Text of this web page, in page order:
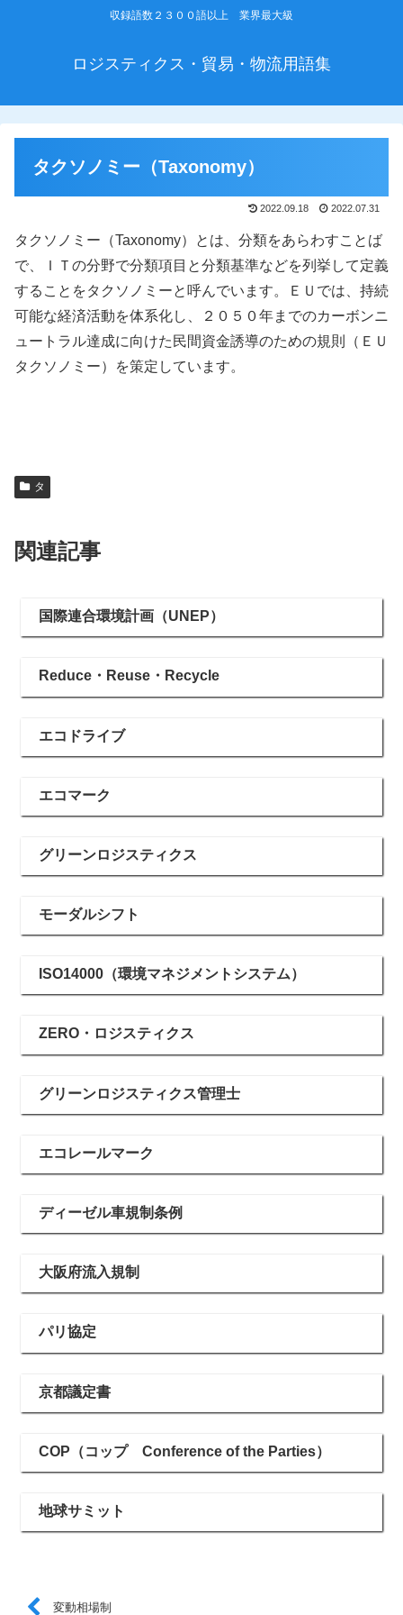
収録語数２３００語以上 業界最大級
ロジスティクス・貿易・物流用語集
タクソノミー（Taxonomy）
2022.09.18 2022.07.31
タクソノミー（Taxonomy）とは、分類をあらわすことば
で、ＩＴの分野で分類項目と分類基準などを列挙して定義
することをタクソノミーと呼んでいます。ＥＵでは、持続
可能な経済活動を体系化し、２０５０年までのカーボンニ
ュートラル達成に向けた民間資金誘導のための規則（ＥＵ
タクソノミー）を策定しています。
タ
関連記事
国際連合環境計画（UNEP）
Reduce・Reuse・Recycle
エコドライブ
エコマーク
グリーンロジスティクス
モーダルシフト
ISO14000（環境マネジメントシステム）
ZERO・ロジスティクス
グリーンロジスティクス管理士
エコレールマーク
ディーゼル車規制条例
大阪府流入規制
パリ協定
京都議定書
COP（コップ Conference of the Parties）
地球サミット
変動相場制